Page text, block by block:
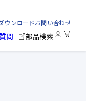
問 部品検索
ウンロードお問い合わせ